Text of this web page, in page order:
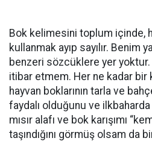
Bok kelimesini toplum içinde,
kullanmak ayıp sayılır. Benim
benzeri sözcüklere yer
itibar etmem. Her ne kadar
hayvan boklarının tarla ve
faydalı olduğunu ve ilkbaharda
mısır alafı ve bok karışımı
taşındığını görmüş olsam da